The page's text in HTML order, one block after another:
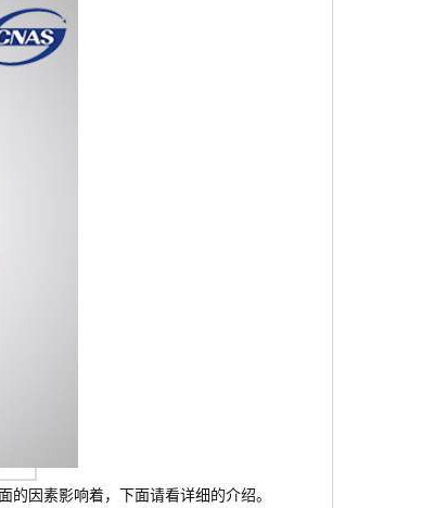
的因素影响着，下面请看详细的介绍。